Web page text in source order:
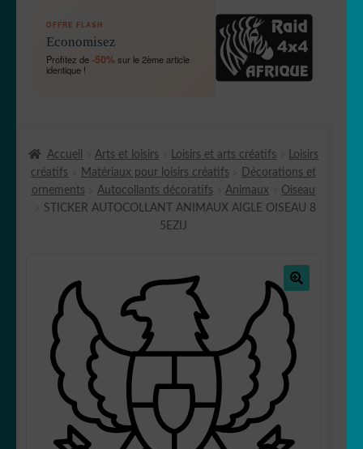
LE
MENU
ENFANT
OUVRIR
LE
ENFANT
LE
MENU
ENFANT
🖨 3D et divers
OUVRIR
LE
🐣 Décoration chambre Enfants
MENU
ENFANT
☕ Mugs
Fait au Japon 🇯🇵
Votre espace
OFFRE FLASH
Economisez
Profitez de-50%sur le 2ème article
identique !
Accueil Arts et loisirs Loisirs et arts créatifs
Loisirs
créatifs
Matériaux pour loisirs créatifs
Décorations et
ornements
Autocollants décoratifs Animaux
Oiseau
STICKER AUTOCOLLANT ANIMAUX AIGLE OISEAU 8
5EZIJ